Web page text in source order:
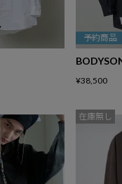
予約商品
¥38,500
在庫無し